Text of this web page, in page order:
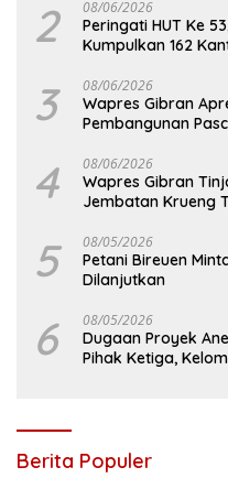
2 08/06/2026
Peringati HUT Ke
Kumpulkan 162
3 08/06/2026
Wapres Gibran
Pembangunan
4 08/06/2026
Wapres Gibran
Jembatan Krueng
5 08/05/2026
Petani Bireuen
Dilanjutkan
6 08/05/2026
Dugaan Proyek
Pihak Ketiga,
Berita Populer